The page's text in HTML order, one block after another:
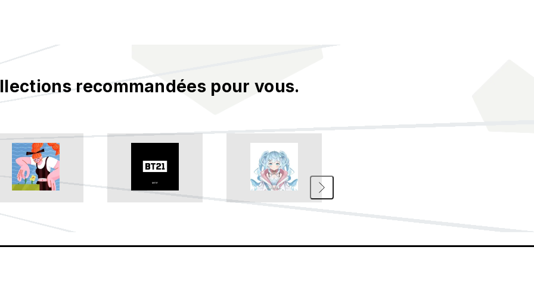
recommandées pour vous.